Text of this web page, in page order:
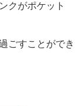
クがポケット
ごすことができ